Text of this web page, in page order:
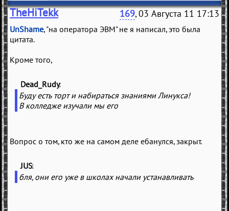
TheHiTekk 169, 03 Августа 11 17:13
UnShame, "на оператора ЭВМ" не я написал, это была
цитата.
Кроме того,
Dead_Rudy
Буду есть торт и набираться знаниями Линукса!
В колледже изучали мы его
Вопрос о том, кто же на самом деле ебанулся, закрыт.
(JUS
бля, они его уже в школах начали устанавливать